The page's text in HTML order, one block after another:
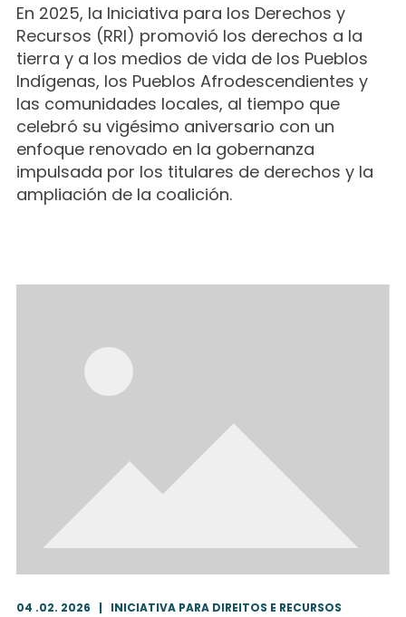
En 2025, la Iniciativa para los Derechos y
Recursos (RRI) promovió los derechos a la
tierra y a los medios de vida de los Pueblos
Indígenas, los Pueblos Afrodescendientes y
las comunidades locales, al tiempo que
celebró su vigésimo aniversario con un
enfoque renovado en la gobernanza
impulsada por los titulares de derechos y la
ampliación de la coalición.
04 .02. 2026 | INICIATIVA PARA DIREITOS E RECURSOS